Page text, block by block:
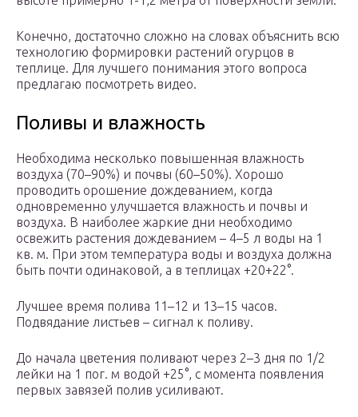
Конечно, достаточно сложно на словах объяснить всю
технологию формировки растений огурцов в
теплице. Для лучшего понимания этого вопроса
предлагаю посмотреть видео.
Поливы и влажность
Необходима несколько повышенная влажность
воздуха (70–90%) и почвы (60–50%). Хорошо
проводить орошение дождеванием, когда
одновременно улучшается влажность и почвы и
воздуха. В наиболее жаркие дни необходимо
освежить растения дождеванием – 4–5 л воды на 1
кв. м. При этом температура воды и воздуха должна
быть почти одинаковой, а в теплицах +20+22°.
Лучшее время полива 11–12 и 13–15 часов.
Подвядание листьев – сигнал к поливу.
До начала цветения поливают через 2–3 дня по 1/2
лейки на 1 пог. м водой +25°, с момента появления
первых завязей полив усиливают.